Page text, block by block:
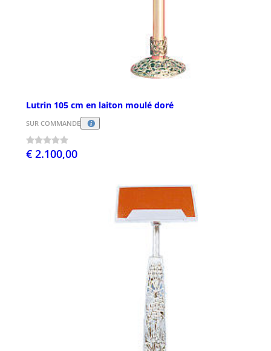
Lutrin 105 cm en laiton moulé doré
SUR COMMANDE
€ 2.100,00